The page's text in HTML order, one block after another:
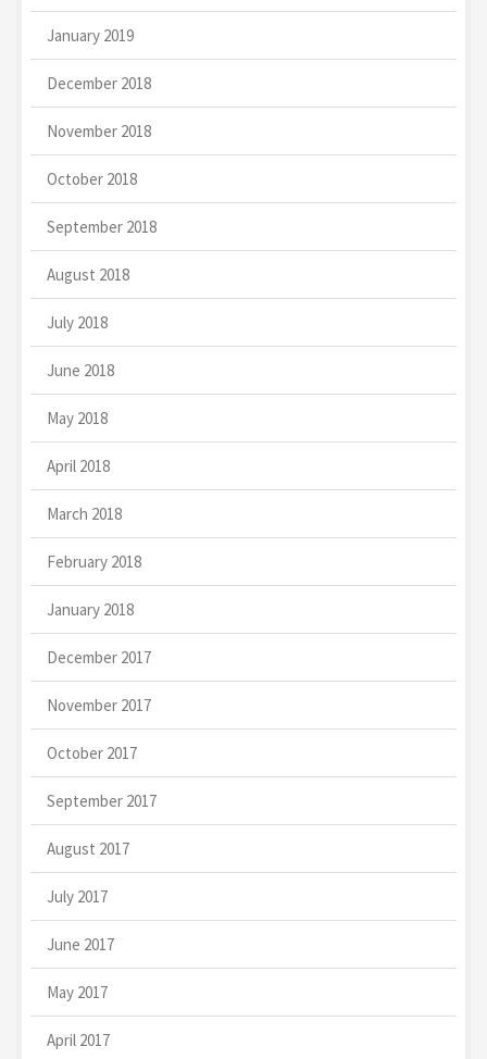
January 2019
December 2018
November 2018
October 2018
September 2018
August 2018
July 2018
June 2018
May 2018
April 2018
March 2018
February 2018
January 2018
December 2017
November 2017
October 2017
September 2017
August 2017
July 2017
June 2017
May 2017
April 2017